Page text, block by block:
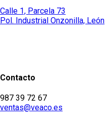
Calle 1, Parcela 73
Pol. Industrial Onzonilla, León
Contacto
987 39 72 67
ventas@veaco.es